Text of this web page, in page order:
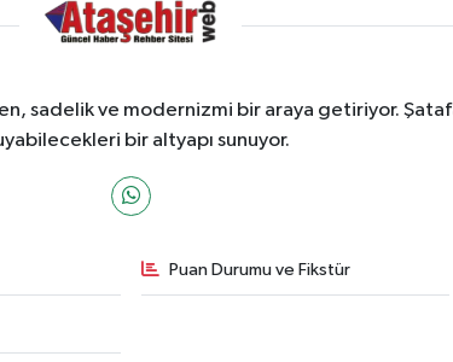
sadelik ve modernizmi bir araya getiriyor.
bir altyapı sunuyor.
Puan Durumu ve Fikstür